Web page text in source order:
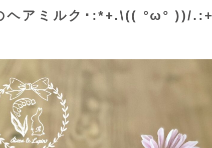
ヘアミルク･:*+.\(( °ω° ))/.:+